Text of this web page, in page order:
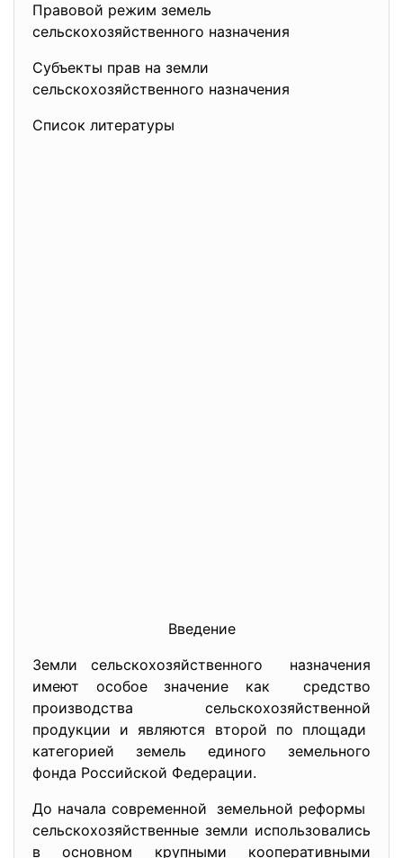
Правовой режим земель
сельскохозяйственного назначения
Субъекты прав на земли
сельскохозяйственного назначения
Список литературы
Введение
Земли сельскохозяйственного назначения
имеют особое значение как средство
производства сельскохозяйственной
продукции и являются второй по площади
категорией земель единого земельного
фонда Российской Федерации.
До начала современной земельной реформы
сельскохозяйственные земли использовались
в основном крупными кооперативными